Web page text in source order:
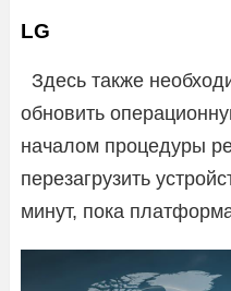
LG
Здесь также
обновить
началом процедуры
перезагрузить
минут, пока